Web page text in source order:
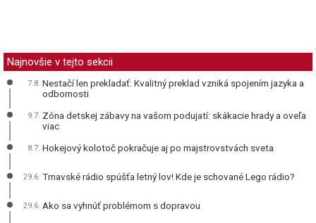
Najnovšie v tejto sekcii
7.8. Nestačí len prekladať: Kvalitný preklad vzniká spojením jazyka a
odbornosti
9.7. Zóna detskej zábavy na vašom podujatí: skákacie hrady a oveľa
viac
8.7. Hokejový kolotoč pokračuje aj po majstrovstvách sveta
29.6. Trnavské rádio spúšťa letný lov! Kde je schované Lego rádio?
29.6. Ako sa vyhnúť problémom s dopravou